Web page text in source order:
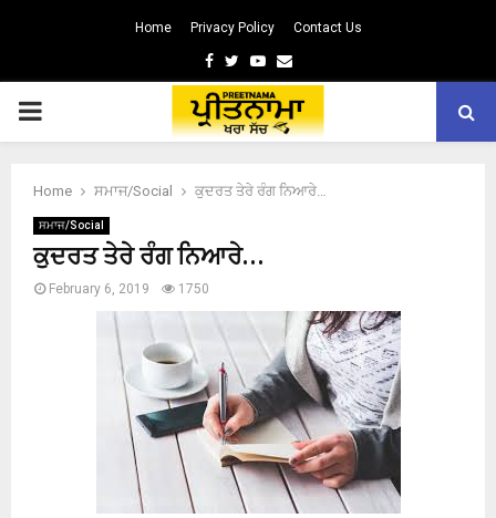
Home Privacy Policy Contact Us
Facebook
TwitterYoutube
Email
PRIMARY
Home ਸਮਾਜ/Social ਕੁਦਰਤ ਤੇਰੇ ਰੰਗ ਨਿਆਰੇ…
ਸਮਾਜ/Social
ਕੁਦਰਤ ਤੇਰੇ ਰੰਗ ਨਿਆਰੇ…
February 6, 2019 1750